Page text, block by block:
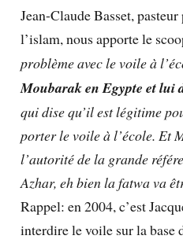
Jean-Claude Basset,
l’islam, nous apporte le
problème avec le voile à
Moubarak en Egypte et lui
qui dise qu’il est légitime
porter le voile à l’école. Et
l’autorité de la grande
Azhar, eh bien la fatwa va
Rappel: en 2004, c’est
interdire le voile sur la base